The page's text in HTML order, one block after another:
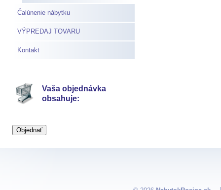
Čalúnenie nábytku
VÝPREDAJ TOVARU
Kontakt
Vaša objednávka
obsahuje: